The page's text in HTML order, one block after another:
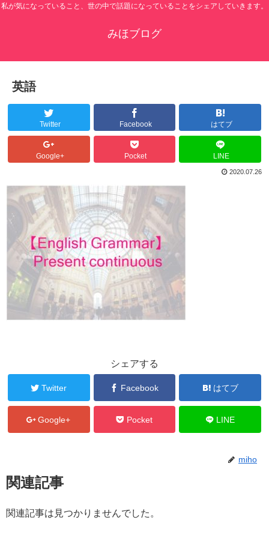
私が気になっていること、世の中で話題になっていることをシェアしていきます。
みほブログ
英語
Twitter Facebook はてブ
Google+ Pocket LINE
2020.07.26
シェアする
Twitter Facebook はてブ
Google+ Pocket LINE
miho
関連記事
関連記事は見つかりませんでした。